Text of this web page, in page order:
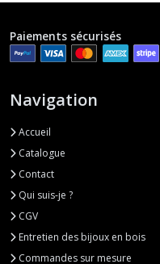
Paiements sécurisés
Navigation
Accueil
Catalogue
Contact
Qui suis-je ?
CGV
Entretien des bijoux en bois
Commandes sur mesure